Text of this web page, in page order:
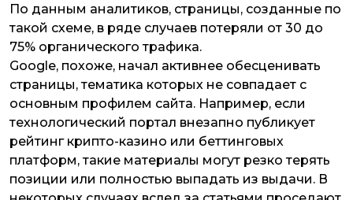
По данным аналитиков, страницы, созданные по
такой схеме, в ряде случаев потеряли от 30 до
75% органического трафика.
Google, похоже, начал активнее обесценивать
страницы, тематика которых не совпадает с
основным профилем сайта. Например, если
технологический портал внезапно публикует
рейтинг крипто-казино или беттинговых
платформ, такие материалы могут резко терять
позиции или полностью выпадать из выдачи. В